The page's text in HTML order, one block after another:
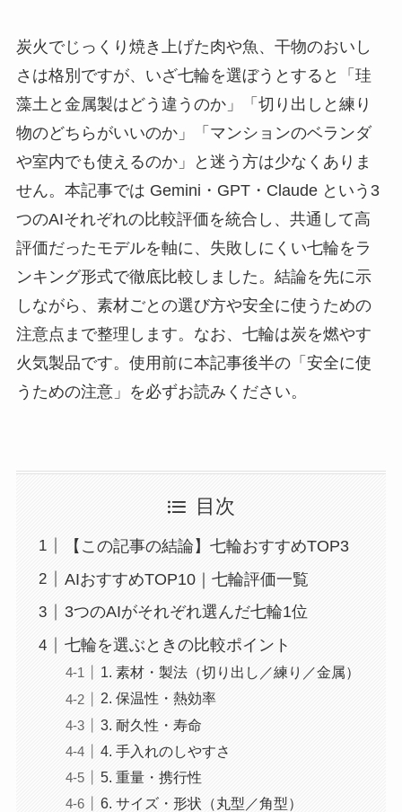
炭火でじっくり焼き上げた肉や魚、干物のおいし
さは格別ですが、いざ七輪を選ぼうとすると「珪
藻土と金属製はどう違うのか」「切り出しと練り
物のどちらがいいのか」「マンションのベランダ
や室内でも使えるのか」と迷う方は少なくありま
せん。本記事では Gemini・GPT・Claude という3
つのAIそれぞれの比較評価を統合し、共通して高
評価だったモデルを軸に、失敗しにくい七輪をラ
ンキング形式で徹底比較しました。結論を先に示
しながら、素材ごとの選び方や安全に使うための
注意点まで整理します。なお、七輪は炭を燃やす
火気製品です。使用前に本記事後半の「安全に使
うための注意」を必ずお読みください。
目次
【この記事の結論】七輪おすすめTOP3
AIおすすめTOP10｜七輪評価一覧
3つのAIがそれぞれ選んだ七輪1位
七輪を選ぶときの比較ポイント
1. 素材・製法（切り出し／練り／金属）
2. 保温性・熱効率
3. 耐久性・寿命
4. 手入れのしやすさ
5. 重量・携行性
6. サイズ・形状（丸型／角型）